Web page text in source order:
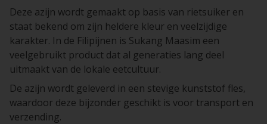
Deze azijn wordt gemaakt op basis van rietsuiker en
staat bekend om zijn heldere kleur en veelzijdige
karakter. In de Filipijnen is Sukang Maasim een
veelgebruikt product dat al generaties lang deel
uitmaakt van de lokale eetcultuur.
De azijn wordt geleverd in een stevige kunststof fles,
waardoor deze bijzonder geschikt is voor transport en
verzending.